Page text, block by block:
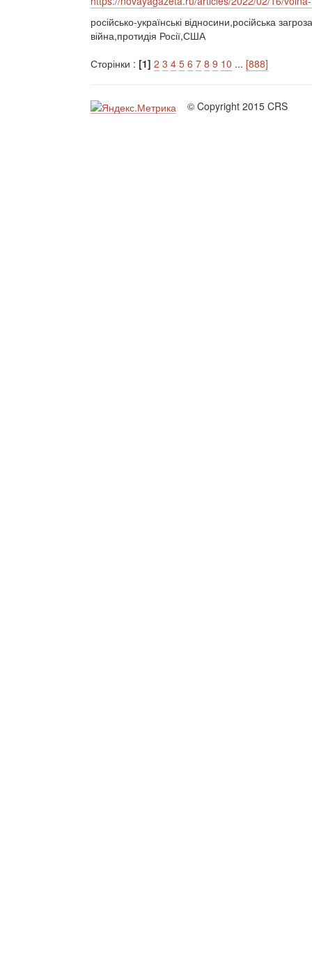
російсько-українські відносини,російська
війна,протидія Росії,США
Сторінки : [1] 2 3 4 5 6 7 8 9 10 ... [888]
© Copyright 2015 CRS